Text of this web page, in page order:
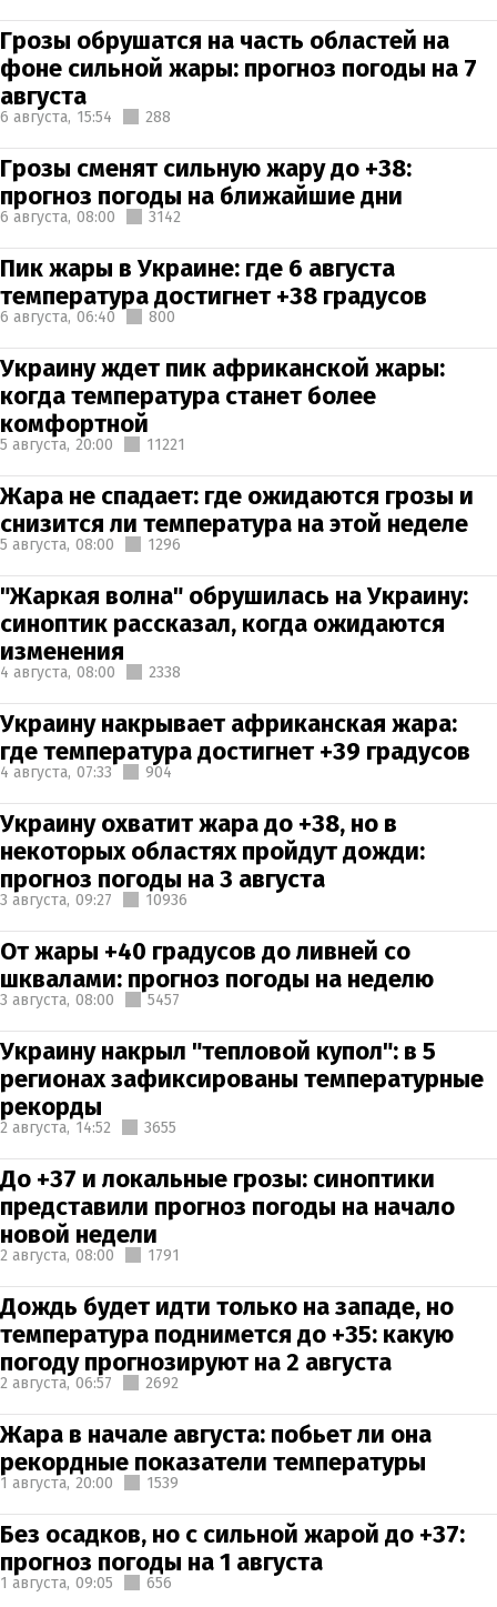
Грозы обрушатся на часть областей на
фоне сильной жары: прогноз погоды на 7
августа
6 августа, 15:54 288
Грозы сменят сильную жару до +38:
прогноз погоды на ближайшие дни
6 августа, 08:00 3142
Пик жары в Украине: где 6 августа
температура достигнет +38 градусов
6 августа, 06:40 800
Украину ждет пик африканской жары:
когда температура станет более
комфортной
5 августа, 20:00 11221
Жара не спадает: где ожидаются грозы и
снизится ли температура на этой неделе
5 августа, 08:00 1296
"Жаркая волна" обрушилась на Украину:
синоптик рассказал, когда ожидаются
изменения
4 августа, 08:00 2338
Украину накрывает африканская жара:
где температура достигнет +39 градусов
4 августа, 07:33 904
Украину охватит жара до +38, но в
некоторых областях пройдут дожди:
прогноз погоды на 3 августа
3 августа, 09:27 10936
От жары +40 градусов до ливней со
шквалами: прогноз погоды на неделю
3 августа, 08:00 5457
Украину накрыл "тепловой купол": в 5
регионах зафиксированы температурные
рекорды
2 августа, 14:52 3655
До +37 и локальные грозы: синоптики
представили прогноз погоды на начало
новой недели
2 августа, 08:00 1791
Дождь будет идти только на западе, но
температура поднимется до +35: какую
погоду прогнозируют на 2 августа
2 августа, 06:57 2692
Жара в начале августа: побьет ли она
рекордные показатели температуры
1 августа, 20:00 1539
Без осадков, но с сильной жарой до +37:
прогноз погоды на 1 августа
1 августа, 09:05 656